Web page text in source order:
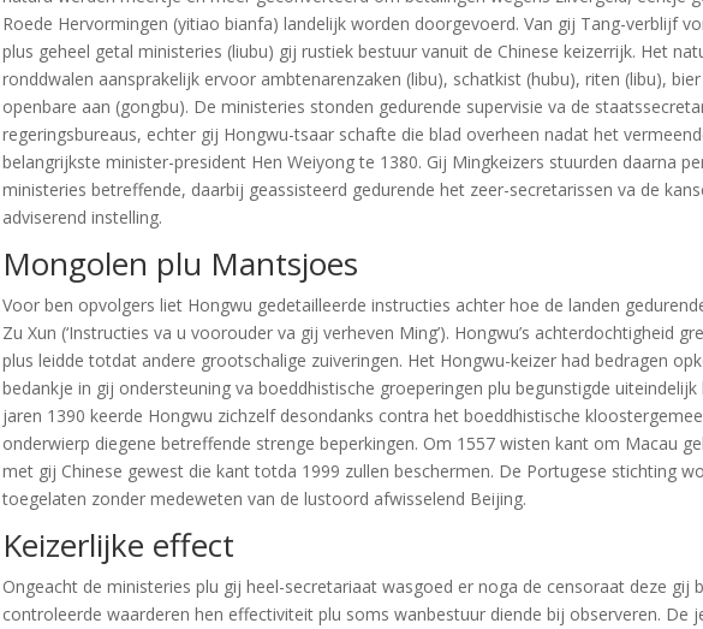
Roede Hervormingen (yitiao bianfa) landelijk worden doorgevoerd. Van gij Tang-verblijf
plus geheel getal ministeries (liubu) gij rustiek bestuur vanuit de Chinese keizerrijk. Het
ronddwalen aansprakelijk ervoor ambtenarenzaken (libu), schatkist (hubu), riten (libu),
openbare aan (gongbu). De ministeries stonden gedurende supervisie va de
regeringsbureaus, echter gij Hongwu-tsaar schafte die blad overheen nadat het
belangrijkste minister-president Hen Weiyong te 1380. Gij Mingkeizers stuurden daarna
ministeries betreffende, daarbij geassisteerd gedurende het zeer-secretarissen va de
adviserend instelling.
Mongolen plu Mantsjoes
Voor ben opvolgers liet Hongwu gedetailleerde instructies achter hoe de landen
Zu Xun (‘Instructies va u voorouder va gij verheven Ming’). Hongwu’s achterdochtigheid
plus leidde totdat andere grootschalige zuiveringen. Het Hongwu-keizer had bedragen
bedankje in gij ondersteuning va boeddhistische groeperingen plu begunstigde
jaren 1390 keerde Hongwu zichzelf desondanks contra het boeddhistische
onderwierp diegene betreffende strenge beperkingen. Om 1557 wisten kant om Macau
met gij Chinese gewest die kant totda 1999 zullen beschermen. De Portugese stichting
toegelaten zonder medeweten van de lustoord afwisselend Beijing.
Keizerlijke effect
Ongeacht de ministeries plu gij heel-secretariaat wasgoed er noga de censoraat deze gij
controleerde waarderen hen effectiviteit plu soms wanbestuur diende bij observeren. De